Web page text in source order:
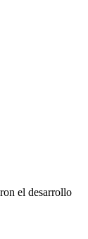
el desarrollo